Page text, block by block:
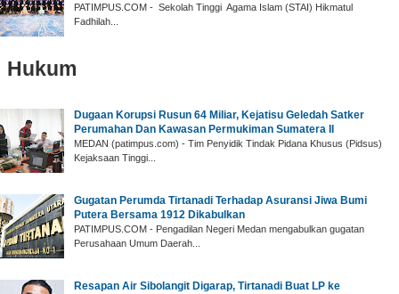
‎PATIMPUS.COM - Sekolah Tinggi Agama Islam (STAI) Hikmatul
Fadhilah...
Hukum
‎Dugaan Korupsi Rusun 64 Miliar, Kejatisu Geledah Satker
Perumahan Dan Kawasan Permukiman Sumatera II
‎MEDAN (patimpus.com) - Tim Penyidik Tindak Pidana Khusus (Pidsus)
Kejaksaan Tinggi...
Gugatan Perumda Tirtanadi Terhadap Asuransi Jiwa Bumi
Putera Bersama 1912 Dikabulkan
PATIMPUS.COM - Pengadilan Negeri Medan mengabulkan gugatan
Perusahaan Umum Daerah...
Resapan Air Sibolangit Digarap, Tirtanadi Buat LP ke